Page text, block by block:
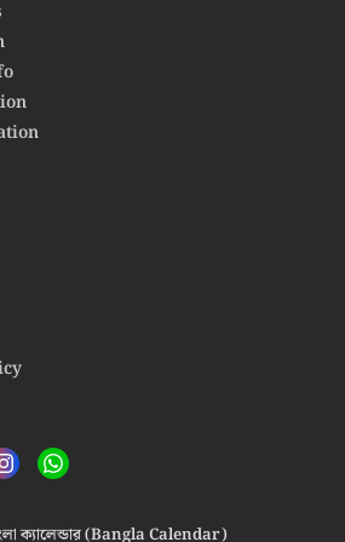
ক্যালেন্ডার (Bangla Calendar)